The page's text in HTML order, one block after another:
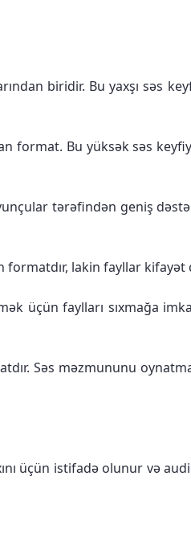
biridir. Bu yaxşı səs
format. Bu yüksək səs
tərəfindən geniş
formatdır, lakin fayllar
üçün faylları sıxmağa
Səs məzmununu
üçün istifadə olunur və